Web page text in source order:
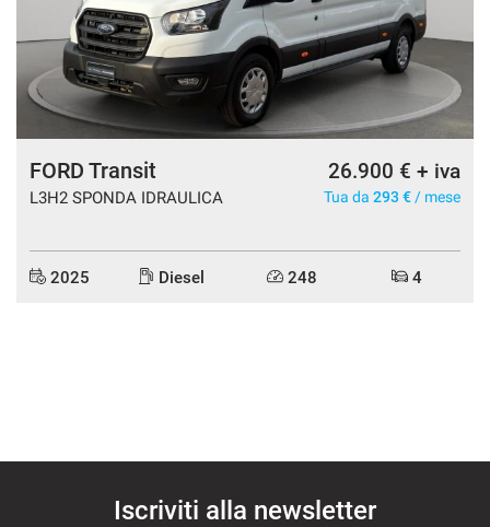
FORD Transit
L3H2 SPONDA IDRAULICA
26.900 € + iva
Tua da 293 € / mese
2025 Diesel 248 4
Iscriviti alla newsletter